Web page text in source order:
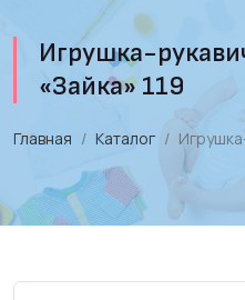
Игрушка-
«Зайка» 119
Главная Каталог